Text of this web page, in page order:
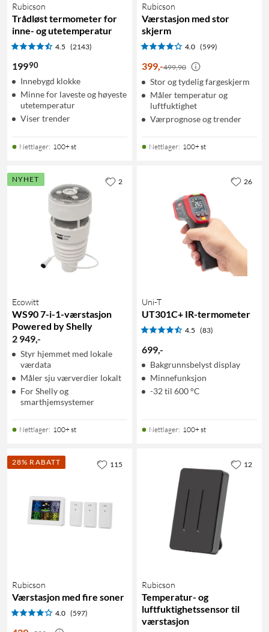
Rubicson
Trådløst termometer for
inne- og utetemperatur
4.5 (2143)
19990
Innebygd klokke
Minne for laveste og høyeste
utetemperatur
Viser trender
Nettlager: 100+ st
Rubicson
Værstasjon med stor
skjerm
4.0 (599)
399,-499,90
Stor og tydelig fargeskjerm
Måler temperatur og
luftfuktighet
Værprognose og trender
Nettlager: 100+ st
NYHET
Ecowitt
WS90 7-i-1-værstasjon
Powered by Shelly
2 949,-
Styr hjemmet med lokale
værdata
Måler sju værverdier lokalt
For Shelly og
smarthjemsystemer
Nettlager: 100+ st
2
Uni-T
UT301C+ IR-termometer
4.5 (83)
699,-
Bakgrunnsbelyst display
Minnefunksjon
-32 til 600 °C
Nettlager: 100+ st
26
28% RABATT
Rubicson
Værstasjon med fire soner
4.0 (597)
115
Rubicson
Temperatur- og
luftfuktighetssensor til
værstasjon
12